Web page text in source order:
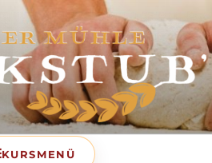
– DIE
DER ZELLER